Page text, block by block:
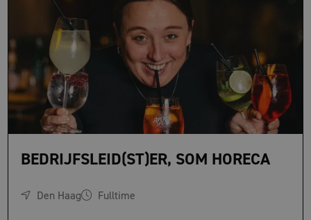
BEDRIJFSLEID(ST)ER, SOM HORECA
Den Haag Fulltime